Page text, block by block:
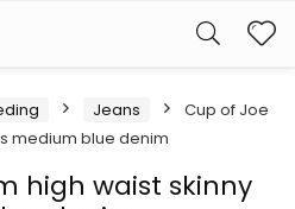
Jeans
Cup of Joe
medium blue denim
high waist skinny